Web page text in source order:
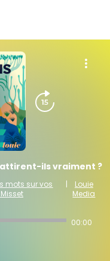
ils vraiment ?
mots sur vos
|
Louie
Media
00:00